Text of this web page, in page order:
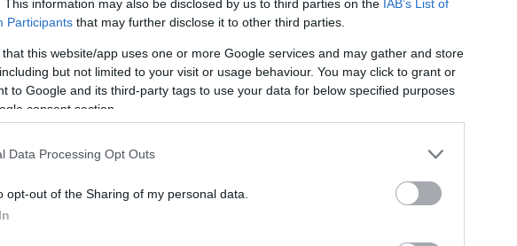
This information may also be disclosed by us to third parties on the IAB’s List of
Participants that may further disclose it to other third parties.
that this website/app uses one or more Google services and may gather and store
but not limited to your visit or usage behaviour. You may click to grant or
to Google and its third-party tags to use your data for below specified purposes
consent section.
Data Processing Opt Outs
opt-out of the Sharing of my personal data.
erőként van jelen. Ez a kiegészítő arról szól, hogy
hanem beszivárog az emberek közé, a vallásba, a
démoni erők jelennek meg, Temisben egy próféta
követői pedig a hitet és az odaadást fordítják
mert nem egyszerűen nagyobbat akar
értelmet ad annak, hogy miért kellett Lilith
lassan kibontott visszatérésével ennyi időt
LEGFRISSEBB